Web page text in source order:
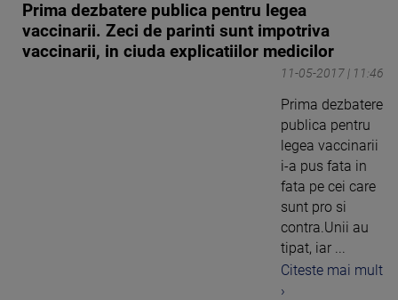
Prima dezbatere publica pentru legea
vaccinarii. Zeci de parinti sunt impotriva
vaccinarii, in ciuda explicatiilor medicilor
11-05-2017 | 11:46
Prima dezbatere
publica pentru
legea vaccinarii
i-a pus fata in
fata pe cei care
sunt pro si
contra.Unii au
tipat, iar ...
Citeste mai mult
›